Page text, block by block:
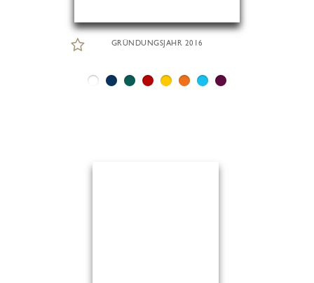
GRÜNDUNGSJAHR 2016